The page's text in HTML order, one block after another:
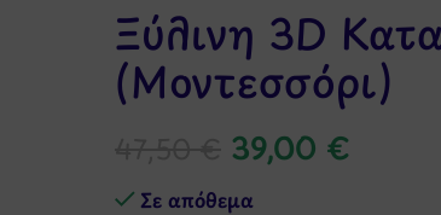
Ξύλινη 3D
(Μοντεσσόρι)
39,00 €
Σε απόθεμα